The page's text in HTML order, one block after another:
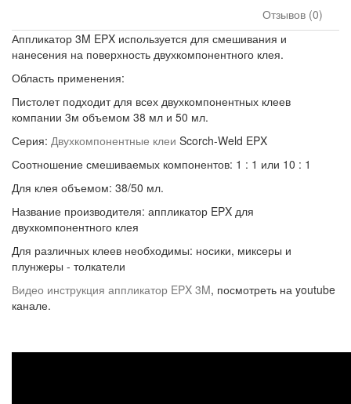
Отзывов (0)
Аппликатор 3M EPX используется для смешивания и
нанесения на поверхность двухкомпонентного клея.
Область применения:
Пистолет подходит для всех двухкомпонентных клеев
компании 3м объемом 38 мл и 50 мл.
Серия: Двухкомпонентные клеи Scorch-Weld EPX
Соотношение смешиваемых компонентов: 1 : 1 или 10 : 1
Для клея объемом: 38/50 мл.
Название производителя: аппликатор EPX для
двухкомпонентного клея
Для различных клеев необходимы: носики, миксеры и
плунжеры - толкатели
Видео инструкция аппликатор EPX 3M, посмотреть на youtube
канале.